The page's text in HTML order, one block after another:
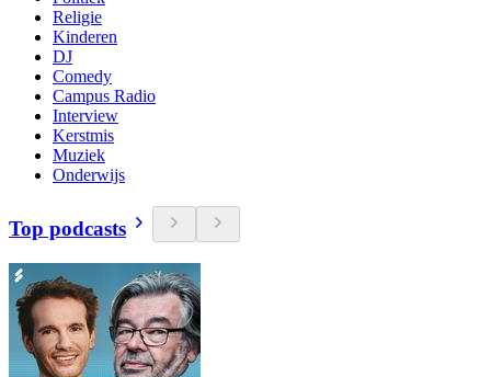
Religie
Kinderen
DJ
Comedy
Campus Radio
Interview
Kerstmis
Muziek
Onderwijs
Top podcasts